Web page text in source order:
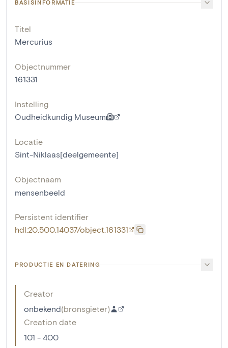
BASISINFORMATIE
Titel
Mercurius
Objectnummer
161331
Instelling
Oudheidkundig Museum
Locatie
Sint-Niklaas[deelgemeente]
Objectnaam
mensenbeeld
Persistent identifier
hdl:20.500.14037/object.161331
PRODUCTIE EN DATERING
Creator
onbekend(bronsgieter)
Creation date
101 - 400